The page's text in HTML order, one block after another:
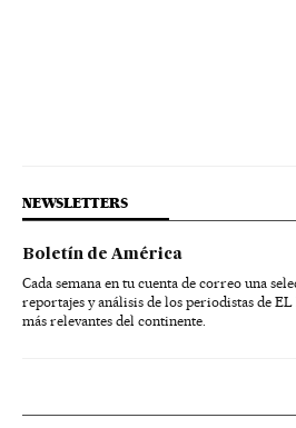
NEWSLETTERS
Boletín de América
Cada semana en tu cuenta de correo una
reportajes y análisis de los periodistas de
más relevantes del continente.